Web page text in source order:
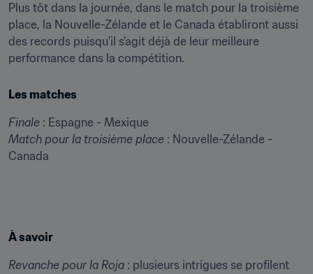
Plus tôt dans la journée, dans le match pour la troisième
place, la Nouvelle-Zélande et le Canada établiront aussi
des records puisqu'il s'agit déjà de leur meilleure
performance dans la compétition.
Les matches
Finale
Match pour la troisième place : Nouvelle-Zélande -
Canada
À savoir
Revanche pour la Roja : plusieurs intrigues se profilent